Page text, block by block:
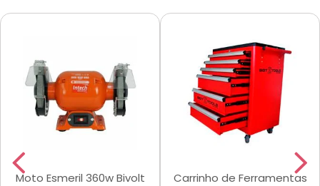
Moto Esmeril 360w Bivolt
Carrinho de Ferramentas